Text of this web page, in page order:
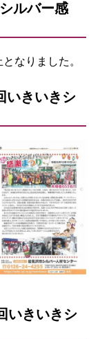
ルバー感
なりました。
いきいきシ
いきいきシ